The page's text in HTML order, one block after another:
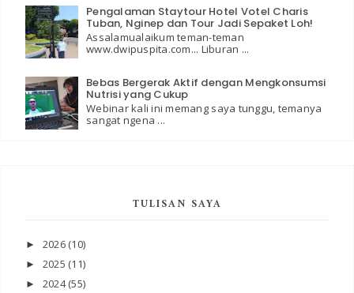
Pengalaman Staytour Hotel Votel Charis
Tuban, Nginep dan Tour Jadi Sepaket Loh!
Assalamualaikum teman-teman
www.dwipuspita.com... Liburan ...
Bebas Bergerak Aktif dengan Mengkonsumsi
Nutrisi yang Cukup
Webinar kali ini memang saya tunggu, temanya
sangat ngena ...
TULISAN SAYA
► 2026 (10)
► 2025 (11)
► 2024(55)